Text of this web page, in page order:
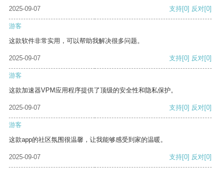
2025-09-07 支持[0] 反对[0]
游客
这款软件非常实用，可以帮助我解决很多问题。
2025-09-07 支持[0] 反对[0]
游客
这款加速器VPM应用程序提供了顶级的安全性和隐私保护。
2025-09-07 支持[0] 反对[0]
游客
这款app的社区氛围很温馨，让我能够感受到家的温暖。
2025-09-07 支持[0] 反对[0]